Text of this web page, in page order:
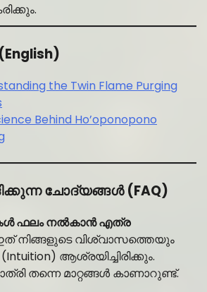
the Twin Flame Purging
Behind Ho’oponopono
ചോദ്യങ്ങൾ (FAQ)
ഫലം നൽകാൻ എത്ര
നിങ്ങളുടെ വിശ്വാസത്തെയും
ആശ്രയിച്ചിരിക്കും.
തന്നെ മാറ്റങ്ങൾ കാണാറുണ്ട്.